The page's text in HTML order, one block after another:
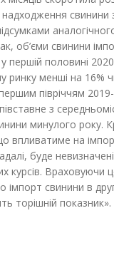
свинини
об’єми свинини
першій половині
ринку менші на 16%
півріччям
з
минулого року.
впливатиме на
буде
курсів. Враховуючи
імпорт свинини в
торішній показник».